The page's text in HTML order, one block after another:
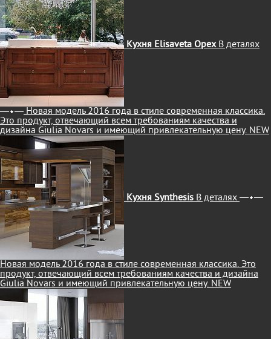
Кухня Elisaveta Орех В деталях
Новая модель 2016 года в стиле современная классика.
Это продукт, отвечающий всем требованиям качества и
дизайна Giulia Novars и имеющий привлекательную цену. NEW
Кухня Synthesis В деталях
Новая модель 2016 года в стиле современная классика. Это
продукт, отвечающий всем требованиям качества и дизайна
Giulia Novars и имеющий привлекательную цену. NEW